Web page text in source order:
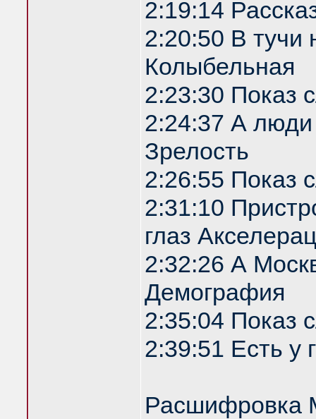
2:19:14
2:20:50 В
Колыбельная
2:23:30 Показ
2:24:37 А люди
Зрелость
2:26:55 Показ
2:31:10
глаз
2:32:26 А
Демография
2:35:04 Показ
2:39:51 Есть у
Расшифровка